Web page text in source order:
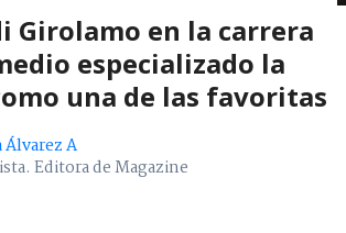
Girolamo en la carrera
especializado la
una de las favoritas
Álvarez A
Editora de Magazine